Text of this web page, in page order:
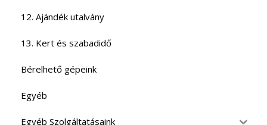
12. Ajándék utalvány
13. Kert és szabadidő
Bérelhető gépeink
Egyéb
Egyéb Szolgáltatásaink